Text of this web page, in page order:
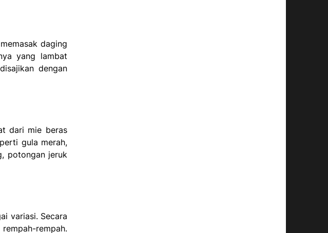
daging
yang lambat
dengan
dari mie beras
gula merah,
potongan jeruk
variasi. Secara
rempah.